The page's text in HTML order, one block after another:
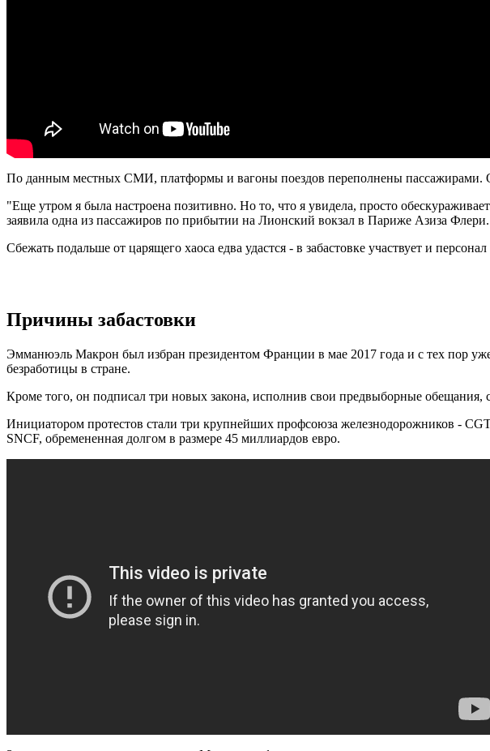
По данным местных СМИ, платформы и вагоны поездов переполнены пассажирами.
"Еще утром я была настроена позитивно. Но то, что я увидела, просто
заявила одна из пассажиров по прибытии на Лионский вокзал в Париже Азиза Флери.
Cбежать подальше от царящего хаоса едва удастся - в забастовке участвует и
Причины забастовки
Эмманюэль Макрон был избран президентом Франции в мае 2017 года и с тех пор
безработицы в стране.
Кроме того, он подписал три новых закона, исполнив свои предвыборные обещания,
Инициатором протестов стали три крупнейших профсоюза железнодорожников -
SNCF, обремененная долгом в размере 45 миллиардов евро.